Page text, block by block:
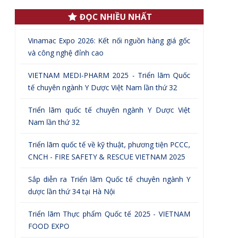
. ĐỌC NHIỀU NHẤT
Vinamac Expo 2026: Kết nối nguồn hàng giá gốc
và công nghệ đỉnh cao
VIETNAM MEDI-PHARM 2025 - Triển lãm Quốc
tế chuyên ngành Y Dược Việt Nam lần thứ 32
Triển lãm quốc tế chuyên ngành Y Dược Việt
Nam lần thứ 32
Triển lãm quốc tế về kỹ thuật, phương tiện PCCC,
CNCH - FIRE SAFETY & RESCUE VIETNAM 2025
Sắp diễn ra Triển lãm Quốc tế chuyên ngành Y
dược lần thứ 34 tại Hà Nội
Triển lãm Thực phẩm Quốc tế 2025 - VIETNAM
FOOD EXPO